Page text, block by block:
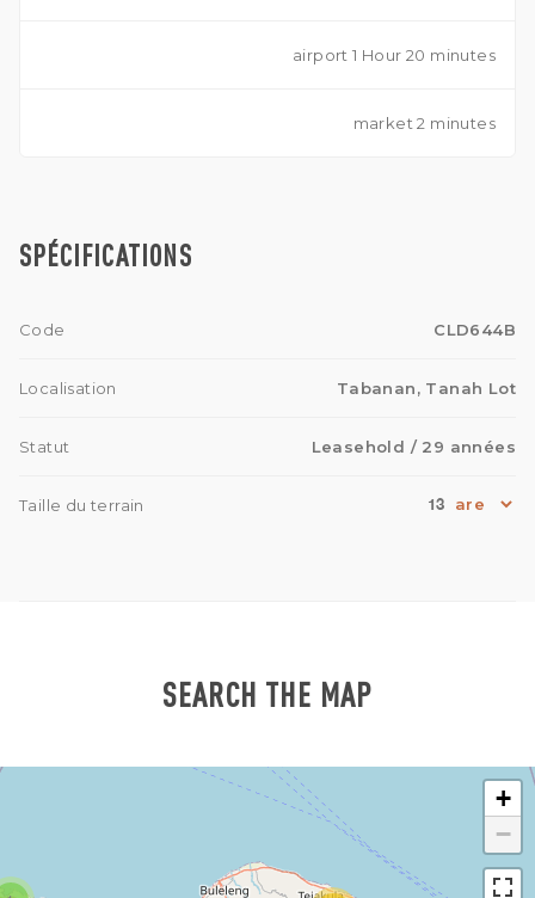
airport 1 Hour 20 minutes
market 2 minutes
SPÉCIFICATIONS
Code CLD644B
Localisation Tabanan, Tanah Lot
Statut Leasehold / 29 années
Taille du terrain 13
SEARCH THE MAP
+
−